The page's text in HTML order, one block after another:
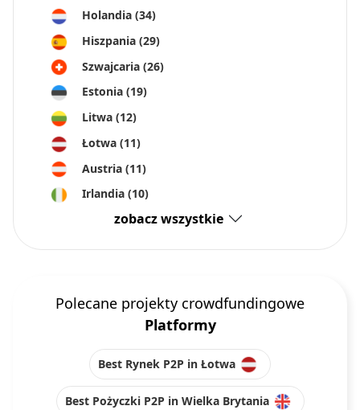
Holandia (34)
Hiszpania (29)
Szwajcaria (26)
Estonia (19)
Litwa (12)
Łotwa (11)
Austria (11)
Irlandia (10)
zobacz wszystkie
Polecane projekty crowdfundingowe
Platformy
Best Rynek P2P in Łotwa
Best Pożyczki P2P in Wielka Brytania